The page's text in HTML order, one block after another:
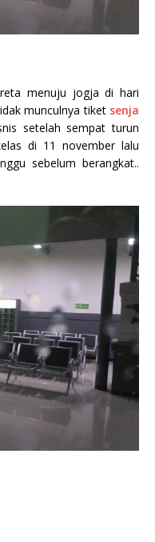
menuju jogja di hari
munculnya tiket senja
setelah sempat turun
di 11 november lalu
sebelum berangkat..